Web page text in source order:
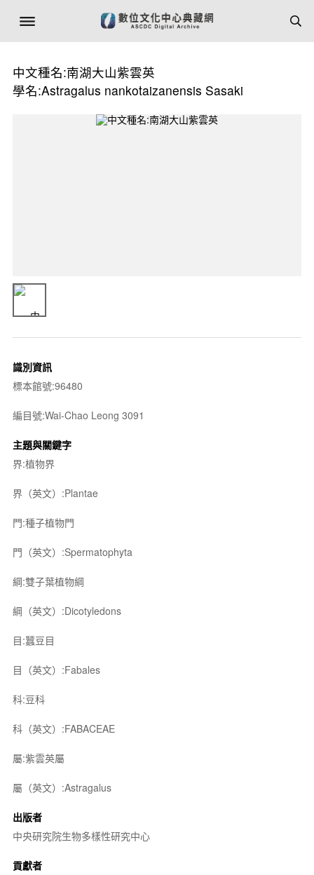
中文種名:南湖大山紫雲英
學名:Astragalus nankotaizanensis Sasaki
識別資訊
標本館號:96480
編目號:Wai-Chao Leong 3091
主題與關鍵字
界:植物界
界（英文）:Plantae
門:種子植物門
門（英文）:Spermatophyta
綱:雙子葉植物綱
綱（英文）:Dicotyledons
目:蠶豆目
目（英文）:Fabales
科:豆科
科（英文）:FABACEAE
屬:紫雲英屬
屬（英文）:Astragalus
出版者
中央研究院生物多樣性研究中心
貢獻者